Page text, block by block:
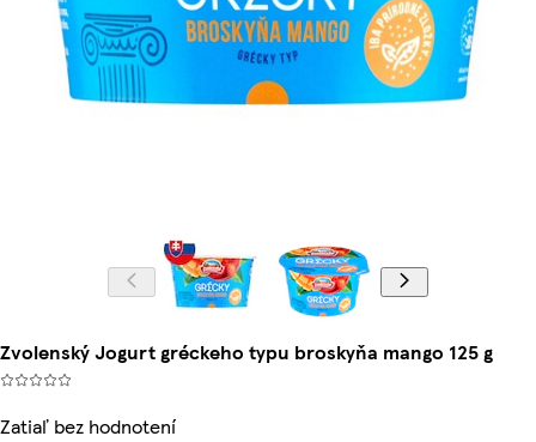
Zvolenský Jogurt gréckeho typu broskyňa mango 125 g
Zatiaľ bez hodnotení